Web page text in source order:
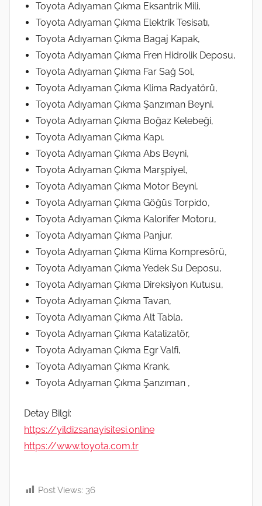
Toyota Adıyaman Çıkma Eksantrik Mili,
Toyota Adıyaman Çıkma Elektrik Tesisatı,
Toyota Adıyaman Çıkma Bagaj Kapak,
Toyota Adıyaman Çıkma Fren Hidrolik Deposu,
Toyota Adıyaman Çıkma Far Sağ Sol,
Toyota Adıyaman Çıkma Klima Radyatörü,
Toyota Adıyaman Çıkma Şanzıman Beyni,
Toyota Adıyaman Çıkma Boğaz Kelebeği,
Toyota Adıyaman Çıkma Kapı,
Toyota Adıyaman Çıkma Abs Beyni,
Toyota Adıyaman Çıkma Marşpiyel,
Toyota Adıyaman Çıkma Motor Beyni,
Toyota Adıyaman Çıkma Göğüs Torpido,
Toyota Adıyaman Çıkma Kalorifer Motoru,
Toyota Adıyaman Çıkma Panjur,
Toyota Adıyaman Çıkma Klima Kompresörü,
Toyota Adıyaman Çıkma Yedek Su Deposu,
Toyota Adıyaman Çıkma Direksiyon Kutusu,
Toyota Adıyaman Çıkma Tavan,
Toyota Adıyaman Çıkma Alt Tabla,
Toyota Adıyaman Çıkma Katalizatör,
Toyota Adıyaman Çıkma Egr Valfi,
Toyota Adıyaman Çıkma Krank,
Toyota Adıyaman Çıkma Şanzıman ,
Detay Bilgi:
https://yildizsanayisitesi.online
https://www.toyota.com.tr
Post Views: 36